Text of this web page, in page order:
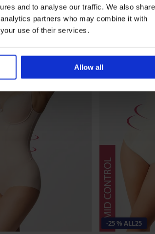
and to analyse our traffic. We also share
partners who may combine it with
use of their services.
Allow all
-25 % ALL25